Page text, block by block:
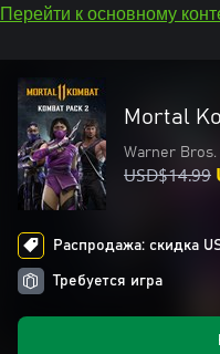
Перейти к основному
Mortal
Warner Bros.
USD$14.99
Распродажа: скидка
Требуется игра